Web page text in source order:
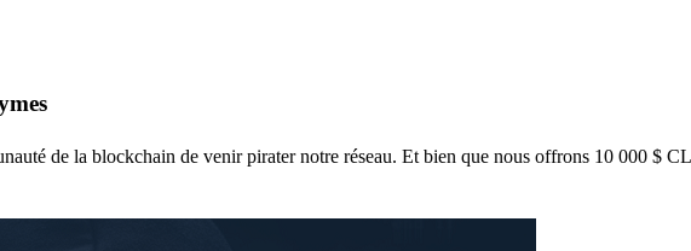
de la blockchain de venir pirater notre réseau. Et bien que nous offrons 10 000 $